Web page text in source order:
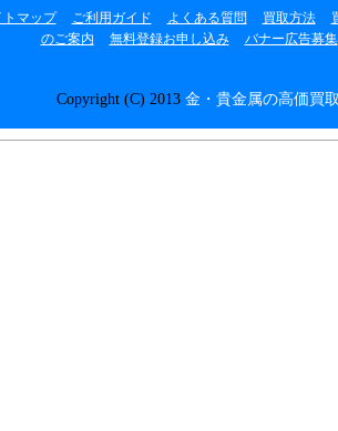
トマップ ご利用ガイド よくある質問 買取方法
のご案内
無料登録お申し込み バナー広告募集
Copyright (C) 2013 金・貴金属の高価買